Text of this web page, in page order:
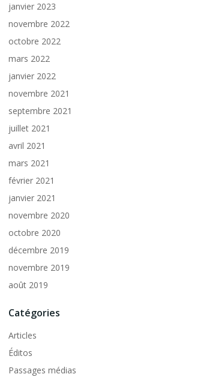
janvier 2023
novembre 2022
octobre 2022
mars 2022
janvier 2022
novembre 2021
septembre 2021
juillet 2021
avril 2021
mars 2021
février 2021
janvier 2021
novembre 2020
octobre 2020
décembre 2019
novembre 2019
août 2019
Catégories
Articles
Éditos
Passages médias